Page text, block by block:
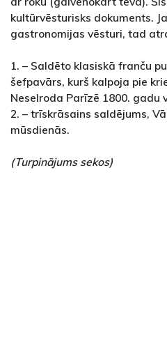
kultūrvēsturisks dokuments.
gastronomijas vēsturi, tad
1. – Saldēto klasiskā franču
šefpavārs, kurš kalpoja pie
Neselroda Parīzē 1800. gadu
2. – trīskrāsains saldējums,
mūsdienās.
(Turpinājums sekos)